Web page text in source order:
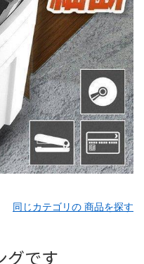
同じカテゴリの 商品を探す
グです